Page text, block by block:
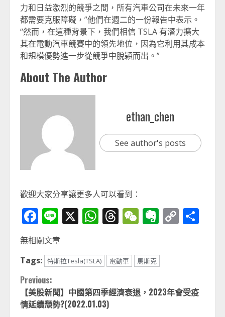
力和日益激烈的競爭之間，所有汽車公司在未來一年
都需要克服障礙，”他們在週二的一份報告中表示。
“然而，在這種背景下，我們相信 TSLA 有潛力擴大
其在電動汽車競賽中的領先地位，因為它利用其成本
和規模優勢進一步從競爭中脫穎而出。”
About The Author
ethan_chen
See author's posts
歡迎大家分享讓更多人可以看到：
Facebook
Line
X WhatsApp
Threads
WeChat
Evernote
Copy
無相關文章
Tags: 特斯拉Tesla(TSLA) 電動車 馬斯克
Continue
Reading
Previous:
【美股新聞】中國第四季經濟衰退，2023年會受疫
情延續頹勢?(2022.01.03)